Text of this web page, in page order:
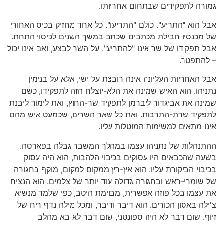
גמורה לתפקידים שבתחום אחריותו.
אבל הוא "התריע". כולם "התריעו". כל אחד מחזיק בכיס האחורי
של מכנסיו חבילת מכתבים שכתב במשך השנים לכיסוי התחת.
אבל תפקידו של שר אינו "להתריע". על השר לבצע, ואם אינו יכול
– להתפטר.
אבל האחריות העליונה אינה רובצת על ישי, אלא על בנימין
נתניהו. הוא האיש שמינה את הלא-יוצלח הזה לתפקידו, כשם
שמינה את אביגדור ליברמן לתפקיד שר-החוץ, ואת לימור ליבנת
לתפקיד שרת-התרבות. ואת כל שאר השרים, שכמעט איש מהם
אינו מתאים למשימות המוטלות עליו.
ההתנהלות של נתניהו עצמו במהלך המשבר גבלה בפארסה.
בשעה שהכבאים היו עסוקים בכיבוי הלהבות, הוא היה עסוק
בכיבוי הביקורת עליו. הוא אץ-רץ ממקום למקום, מוקף בחגורה
של שומרי-ראש ובחגורה גדולה עוד יותר של צלמים. הוא הנציח
את עצמו בכל פוזה אפשרית, מבוימת היטב, כפי שלמד מנשיא
צ'ילה באסון הכורים. הוא דיבר ודיבר, ומכל מילה נדף ריח של
זיוף. שום דבר לא היה ספונטני, שום דבר לא בא מהלב.